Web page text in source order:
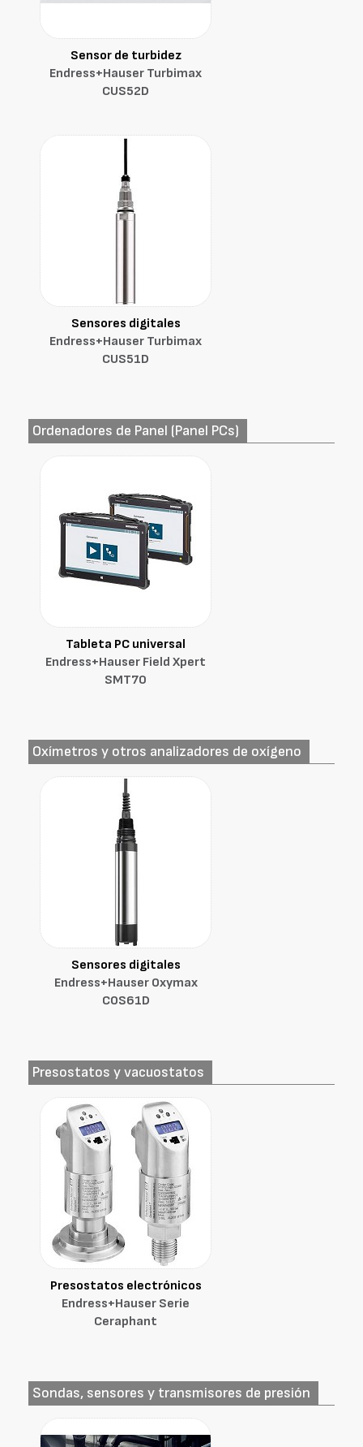
Sensor de turbidez
Endress+Hauser Turbimax
CUS52D
Sensores digitales
Endress+Hauser Turbimax
CUS51D
Ordenadores de Panel (Panel PCs)
Tableta PC universal
Endress+Hauser Field Xpert
SMT70
Oxímetros y otros analizadores de oxígeno
Sensores digitales
Endress+Hauser Oxymax
COS61D
Presostatos y vacuostatos
Presostatos electrónicos
Endress+Hauser Serie
Ceraphant
Sondas, sensores y transmisores de presión